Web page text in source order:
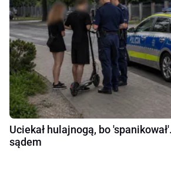
Uciekał hulajnogą, bo
sądem